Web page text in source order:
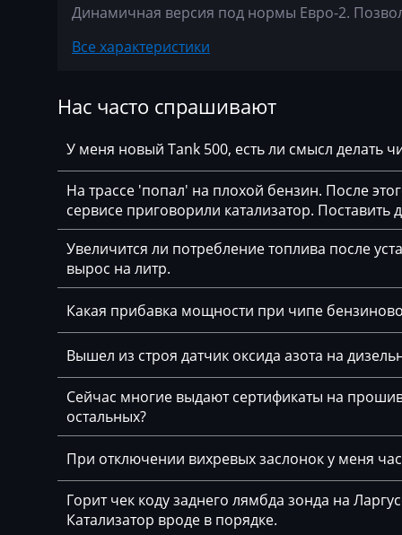
AshokLeyland
Atlas
Ausa
AVR
BAIC
Bajaj
Basak
Bauer
Belgee
Bell
Bentley
BMW
BobCat
Bomag
Динамичная версия под нормы Евро-2.
Все характеристики
Нас часто спрашивают
У меня новый Tank 500, есть ли смысл делать
На трассе 'попал' на плохой бензин. После
сервисе приговорили катализатор.
Увеличится ли потребление топлива после
вырос на литр.
Какая прибавка мощности при чипе
Вышел из строя датчик оксида азота на
Сейчас многие выдают сертификаты на
остальных?
При отключении вихревых заслонок у меня
Горит чек коду заднего лямбда зонда на
Катализатор вроде в порядке.